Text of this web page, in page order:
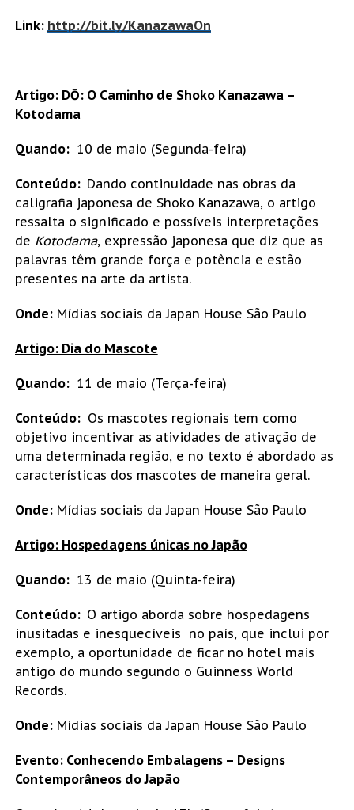
Link: http://bit.ly/KanazawaOn
Artigo: DŌ: O Caminho de Shoko Kanazawa –
Kotodama
Quando: 10 de maio (Segunda-feira)
Conteúdo: Dando continuidade nas obras da
caligrafia japonesa de Shoko Kanazawa, o artigo
ressalta o significado e possíveis interpretações
de Kotodama, expressão japonesa que diz que as
palavras têm grande força e potência e estão
presentes na arte da artista.
Onde:Mídias sociais da Japan House São Paulo
Artigo: Dia do Mascote
Quando: 11 de maio (Terça-feira)
Conteúdo: Os mascotes regionais tem como
objetivo incentivar as atividades de ativação de
uma determinada região, e no texto é abordado as
características dos mascotes de maneira geral.
Onde:Mídias sociais da Japan House São Paulo
Artigo: Hospedagens únicas no Japão
Quando: 13 de maio (Quinta-feira)
Conteúdo: O artigo aborda sobre hospedagens
inusitadas e inesquecíveis no país, que inclui por
exemplo, a oportunidade de ficar no hotel mais
antigo do mundo segundo o Guinness World
Records.
Onde:Mídias sociais da Japan House São Paulo
Evento: Conhecendo Embalagens – Designs
Contemporâneos do Japão